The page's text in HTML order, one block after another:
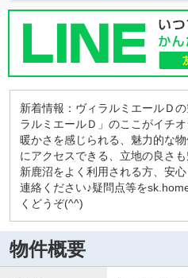
新着情報：ヴィラルミエールＤ
ラルミエールＤ」のここがイチ
暖かさを感じられる、魅力的な
にアクセスできる、立地の良さ
新鹿沼をよく利用される方、安
連絡ください♪疑問点等を
くどうぞ(^^)
物件概要